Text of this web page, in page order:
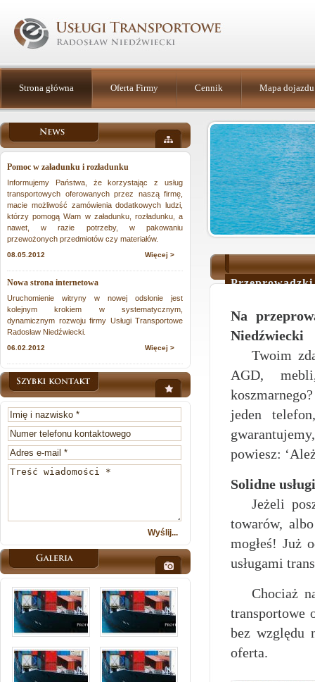
Strona główna Oferta Firmy Cennik Mapa dojazdu
Pomoc w załadunku i rozładunku
Informujemy Państwa, że korzystając z usług
transportowych oferowanych przez naszą firmę,
macie możliwość zamówienia dodatkowych ludzi,
którzy pomogą Wam w załadunku, rozładunku, a
nawet, w razie potrzeby, w pakowaniu
przewożonych przedmiotów czy materiałów.
08.05.2012 Więcej >
Nowa strona internetowa
Uruchomienie witryny w nowej odsłonie jest
kolejnym krokiem w systematycznym,
dynamicznym rozwoju firmy Usługi Transportowe
Radosław Niedźwiecki.
06.02.2012 Więcej >
Na
Niedźwiecki
Twoim
AGD,
jeden
powiesz:
Solidne
Jeżeli
towarów,
mogłeś! Już
usługami
Chociaż
transportowe
bez względu
oferta.